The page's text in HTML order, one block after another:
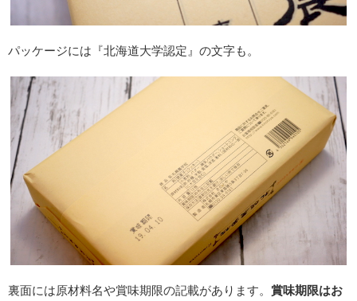
パッケージには『北海道大学認定』の文字も。
裏面には原材料名や賞味期限の記載があります。 賞味期限はお